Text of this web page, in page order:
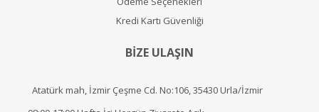
Kredi Kartı Güvenliği
BİZE ULAŞIN
Atatürk mah, İzmir Çeşme Cd. No:106, 35430 Urla/İzmir